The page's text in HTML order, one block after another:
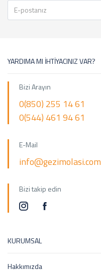
YARDIMA MI İHTİYACINIZ VAR?
Bizi Arayın
0(850) 255 14 61
0(544) 461 94 61
E-Mail
info@gezimolasi.com
Bizi takip edin
KURUMSAL
Hakkımızda